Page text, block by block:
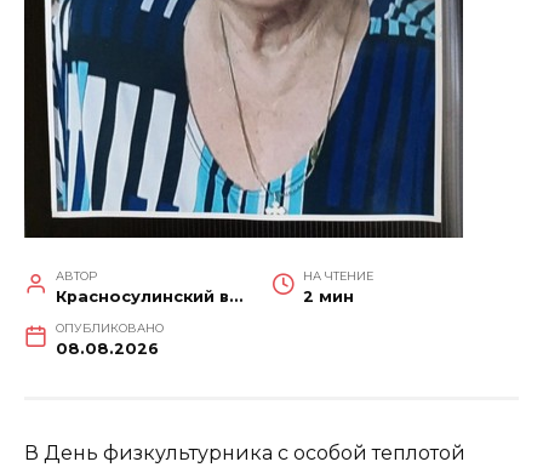
АВТОР
Красносулинский вестник
НА ЧТЕНИЕ
2 мин
ОПУБЛИКОВАНО
08.08.2026
В День физкультурника с особой теплотой